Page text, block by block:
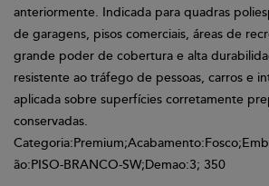
anteriormente. Indicada para quadras
de garagens, pisos comerciais, áreas de
grande poder de cobertura e alta
resistente ao tráfego de pessoas, carros e
aplicada sobre superfícies corretamente
conservadas.
ão:PISO-BRANCO-SW;Demao:3; 350